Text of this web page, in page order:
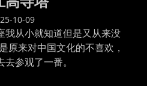
10-09
我从小就知道但是又从来没
原来对中国文化的不喜欢，
参观了一番。